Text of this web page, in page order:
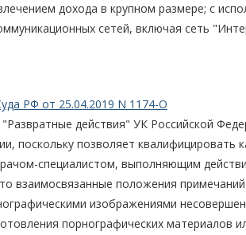
дохода в крупном размере; с
сетей, включая сеть
РФ от 25.04.2019 N 1174-О
действия" УК Российской
поскольку позволяет квалифицировать
специалистом, выполняющим
взаимосвязанные положения
изображениями
порнографических материалов